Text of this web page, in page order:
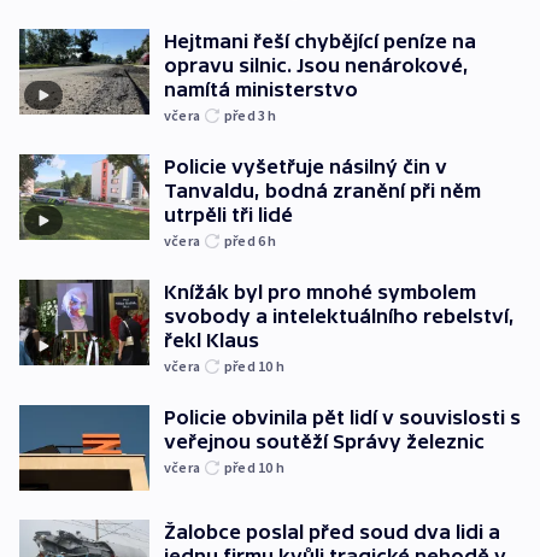
Hejtmani řeší chybějící peníze na
opravu silnic. Jsou nenárokové,
namítá ministerstvo
včera před 3h
Policie vyšetřuje násilný čin v
Tanvaldu, bodná zranění při něm
utrpěli tři lidé
včera před 6h
Knížák byl pro mnohé symbolem
svobody a intelektuálního rebelství,
řekl Klaus
včera před 10 h
Policie obvinila pět lidí v souvislosti s
veřejnou soutěží Správy železnic
včera před 10 h
Žalobce poslal před soud dva lidi a